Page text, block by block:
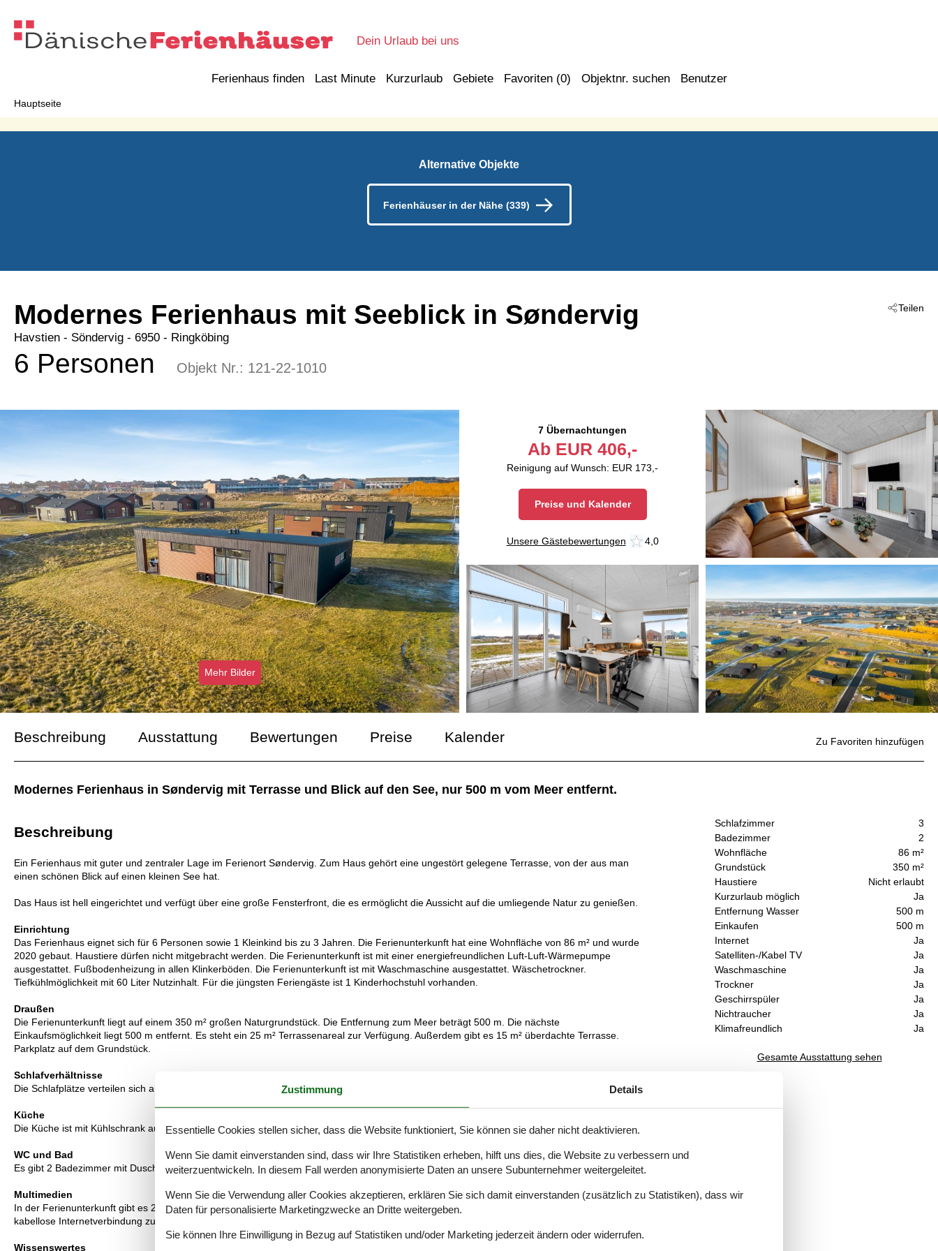
Dein Urlaub bei uns
Ferienhaus finden Last Minute Kurzurlaub Gebiete Favoriten (0) Objektnr. suchen Benutzer
Hauptseite
Alternative Objekte
Ferienhäuser in der Nähe (339)
Teilen
Modernes Ferienhaus mit Seeblick in Søndervig
Havstien - Söndervig - 6950 - Ringköbing
6 Personen Objekt Nr.: 121-22-1010
Mehr Bilder
7 Übernachtungen
Ab EUR 406,-
Reinigung auf Wunsch: EUR 173,-
Preise und Kalender
Unsere Gästebewertungen 4,0
Beschreibung Ausstattung Bewertungen Preise Kalender
Modernes Ferienhaus in Søndervig mit Terrasse und Blick auf den See, nur 500 m vom Meer entfernt.
Schlafzimmer
3
Badezimmer
2
Wohnfläche
86 m²
Grundstück
350 m²
Haustiere
Nicht erlaubt
Kurzurlaub möglich
Ja
Entfernung Wasser
500 m
Einkaufen
500 m
Internet
Ja
Satelliten-/Kabel TV
Ja
Waschmaschine
Ja
Trockner
Ja
Geschirrspüler
Ja
Nichtraucher
Ja
Klimafreundlich
Ja
Gesamte Ausstattung sehen
Zu Favoriten hinzufügen
Beschreibung
Ein Ferienhaus mit guter und zentraler Lage im Ferienort Søndervig. Zum Haus gehört eine ungestört gelegene Terrasse, von der aus man
einen schönen Blick auf einen kleinen See hat.
Das Haus ist hell eingerichtet und verfügt über eine große Fensterfront, die es ermöglicht die Aussicht auf die umliegende Natur zu genießen.
Einrichtung
Das Ferienhaus eignet sich für 6 Personen sowie 1 Kleinkind bis zu 3 Jahren. Die Ferienunterkunft hat eine Wohnfläche von 86 m² und wurde
2020 gebaut. Haustiere dürfen nicht mitgebracht werden. Die Ferienunterkunft ist mit einer energiefreundlichen Luft-Luft-Wärmepumpe
ausgestattet. Fußbodenheizung in allen Klinkerböden. Die Ferienunterkunft ist mit Waschmaschine ausgestattet. Wäschetrockner.
Tiefkühlmöglichkeit mit 60 Liter Nutzinhalt. Für die jüngsten Feriengäste ist 1 Kinderhochstuhl vorhanden.
Draußen
Die Ferienunterkunft liegt auf einem 350 m² großen Naturgrundstück. Die Entfernung zum Meer beträgt 500 m. Die nächste
Einkaufsmöglichkeit liegt 500 m entfernt. Es steht ein 25 m² Terrassenareal zur Verfügung. Außerdem gibt es 15 m² überdachte Terrasse.
Parkplatz auf dem Grundstück.
Schlafverhältnisse
Die Schlafplätze verteilen sich auf 3 Schlafräume. 6 Schlafplätze in Doppelbetten. Ferner steht ein Kinderbett zur Verfügung.
Küche
Die Küche ist mit Kühlschrank ausgestattet. Außerdem gibt es 4 Induktions-Kochzonen, Umluftofen, Mikrowelle sowie Geschirrspüler.
WC und Bad
Es gibt 2 Badezimmer mit Duschnische und 2 Toiletten. Fußbodenheizung in 2 Badezimmern.
Multimedien
In der Ferienunterkunft gibt es 2 Fernseher. Mindestens 4 dänische Fernsehsender. Mindestens 4 deutsche Fernsehsender. Es steht
kabellose Internetverbindung zur Verfügung.
Wissenswertes
Zustimmung Details
Essentielle Cookies stellen sicher, dass die Website funktioniert, Sie können sie daher nicht deaktivieren.
Wenn Sie damit einverstanden sind, dass wir Ihre Statistiken erheben, hilft uns dies, die Website zu verbessern und
weiterzuentwickeln. In diesem Fall werden anonymisierte Daten an unsere Subunternehmer weitergeleitet.
Wenn Sie die Verwendung aller Cookies akzeptieren, erklären Sie sich damit einverstanden (zusätzlich zu Statistiken), dass wir
Daten für personalisierte Marketingzwecke an Dritte weitergeben.
Sie können Ihre Einwilligung in Bezug auf Statistiken und/oder Marketing jederzeit ändern oder widerrufen.